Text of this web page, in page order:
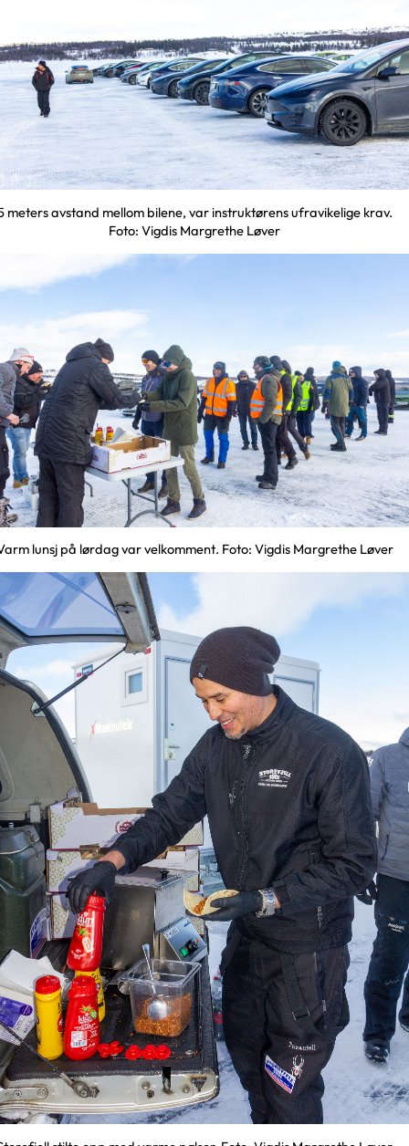
meters avstand mellom bilene, var instruktørens ufravikelige krav.
Foto: Vigdis Margrethe Løver
lunsj på lørdag var velkomment. Foto: Vigdis Margrethe Løver